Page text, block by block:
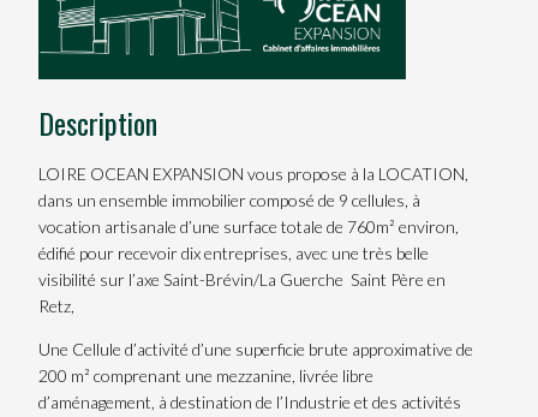
Description
LOIRE OCEAN EXPANSION vous propose à la LOCATION,
dans un ensemble immobilier composé de 9 cellules, à
vocation artisanale d’une surface totale de 760m² environ,
édifié pour recevoir dix entreprises, avec une très belle
visibilité sur l’axe Saint-Brévin/La Guerche  Saint Père en
Retz,
Une Cellule d’activité d’une superficie brute approximative de
200 m² comprenant une mezzanine, livrée libre
d’aménagement, à destination de l’Industrie et des activités